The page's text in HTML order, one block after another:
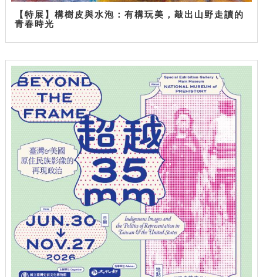
【特展】構樹皮與水泡：有構玩美，敲出山野走讀的
青春時光